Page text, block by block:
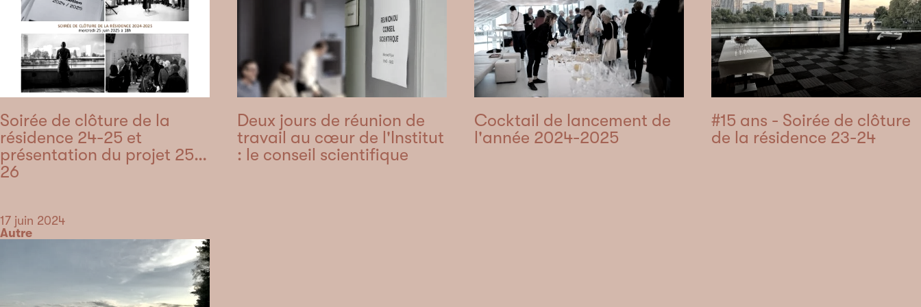
Soirée de clôture de la
résidence 24-25 et
présentation du projet 25-
26
Deux jours de réunion de
travail au cœur de l'Institut
: le conseil scientifique
Cocktail de lancement de
l'année 2024-2025
#15 ans - Soirée de clôture
de la résidence 23-24
Date
17 juin 2024
Catégorie
Autre